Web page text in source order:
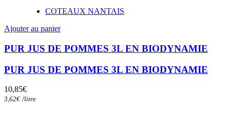
COTEAUX NANTAIS
Ajouter au panier
PUR JUS DE POMMES 3L EN BIODYNAMIE
PUR JUS DE POMMES 3L EN BIODYNAMIE
10,85€
3,62€ /litre